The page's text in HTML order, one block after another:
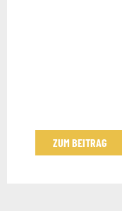
ZUM BEITRAG